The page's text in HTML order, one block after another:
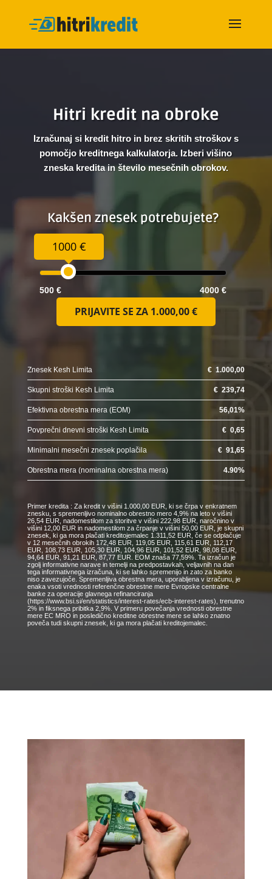
Hitri kredit na obroke
Izračunaj si kredit hitro in brez skritih stroškov s
pomočjo kreditnega kalkulatorja. Izberi višino
zneska kredita in število mesečnih obrokov.
Kakšen znesek potrebujete?
1000 €
500 € 4000 €
PRIJAVITE SE ZA 1.000,00 €
Znesek Kesh Limita €1.000,00
Skupni stroški Kesh Limita €239,74
Efektivna obrestna mera (EOM) 56,01%
Povprečni dnevni stroški Kesh Limita €0,65
Minimalni mesečni znesek poplačila €91,65
Obrestna mera (nominalna obrestna mera) 4.90%
Primer kredita : Za kredit v višini 1.000,00 EUR, ki se črpa v enkratnem
znesku, s spremenljivo nominalno obrestno mero 4,9% na leto v višini
26,54 EUR, nadomestilom za storitve v višini 222,98 EUR, naročnino v
višini 12,00 EUR in nadomestilom za črpanje v višini 50,00 EUR, je skupni
znesek, ki ga mora plačati kreditojemalec 1.311,52 EUR, če se odplačuje
v 12 mesečnih obrokih 172,48 EUR, 119,05 EUR, 115,61 EUR, 112,17
EUR, 108,73 EUR, 105,30 EUR, 104,96 EUR, 101,52 EUR, 98,08 EUR,
94,64 EUR, 91,21 EUR, 87,77 EUR. EOM znaša 77,59%. Ta izračun je
zgolj informativne narave in temelji na predpostavkah, veljavnih na dan
tega informativnega izračuna, ki se lahko spremenijo in zato za banko
niso zavezujoče. Spremenljiva obrestna mera, uporabljena v izračunu, je
enaka vsoti vrednosti referenčne obrestne mere Evropske centralne
banke za operacije glavnega refinanciranja
(https://www.bsi.si/en/statistics/interest-rates/ecb-interest-rates), trenutno
2% in fiksnega pribitka 2,9%. V primeru povečanja vrednosti obrestne
mere EC MRO in posledično kreditne obrestne mere se lahko znatno
poveča tudi skupni znesek, ki ga mora plačati kreditojemalec.